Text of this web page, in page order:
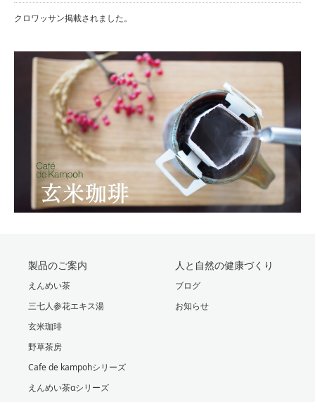
クロワッサン掲載されました。
製品のご案内
えんめい茶
三七人参花エキス湯
玄米珈琲
野草茶房
Cafe de kampohシリーズ
えんめい茶αシリーズ
人と自然の健康づくり
ブログ
お知らせ